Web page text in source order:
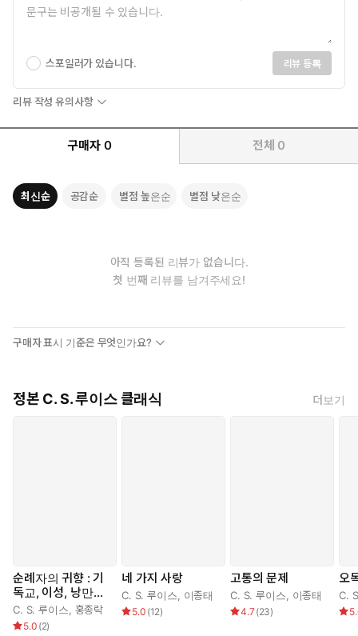
스포일러가 있습니다. 리뷰 등록
리뷰 작성 유의사항
구매자 0 전체 0
최신순 공감순 별점 높은순 별점 낮은순
아직 등록된 리뷰가 없습니다.
첫 번째 리뷰를 남겨주세요!
구매자 표시 기준은 무엇인가요?
정본 C. S. 루이스 클래식 더보기
순례자의 귀향 : 기
독교, 이성, 낭만주
의에 대한 알레고리
적 옹호서
C. S. 루이스, 홍종락
5.0 (2)
네 가지 사랑
C. S. 루이스, 이종태
5.0 (12)
고통의 문제
C. S. 루이스, 이종태
4.7 (23)
오
C.